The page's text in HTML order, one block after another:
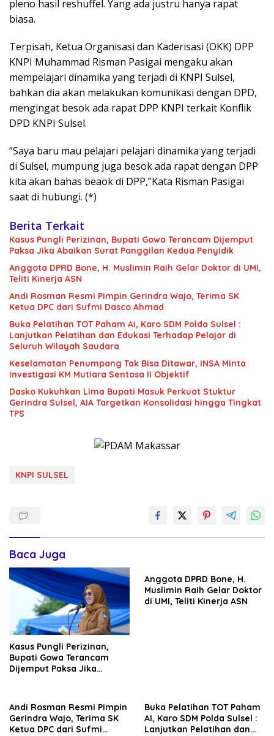
pleno hasil reshuffel. Yang ada justru hanya rapat
biasa.
Terpisah, Ketua Organisasi dan Kaderisasi (OKK) DPP
KNPI Muhammad Risman Pasigai mengaku akan
mempelajari dinamika yang terjadi di KNPI Sulsel,
bahkan dia akan melakukan komunikasi dengan DPD,
mengingat besok ada rapat DPP KNPI terkait Konflik
DPD KNPI Sulsel.
“Saya baru mau pelajari pelajari dinamika yang terjadi
di Sulsel, mumpung juga besok ada rapat dengan DPP
kita akan bahas beaok di DPP,”Kata Risman Pasigai
saat di hubungi. (*)
Berita Terkait
Kasus Pungli Perizinan, Bupati Gowa Terancam Dijemput
Paksa Jika Abaikan Surat Panggilan Kedua Penyidik
Anggota DPRD Bone, H. Muslimin Raih Gelar Doktor di UMI,
Teliti Kinerja ASN
Andi Rosman Resmi Pimpin Gerindra Wajo, Terima SK
Ketua DPC dari Sufmi Dasco Ahmad
Buka Pelatihan TOT Paham AI, Karo SDM Polda Sulsel :
Lanjutkan Pelatihan dan Edukasi Terhadap Pelajar di
Seluruh Wilayah Saudara
Keselamatan Penumpang Tak Bisa Ditawar, INSA Minta
Investigasi KM Mutiara Sentosa II Objektif
Dasko Kukuhkan Lima Bupati Masuk Perkuat Stuktur
Gerindra Sulsel, AIA Targetkan Konsolidasi hingga Tingkat
TPS
KNPI SULSEL
Baca Juga
Kasus Pungli Perizinan,
Bupati Gowa Terancam
Dijemput Paksa Jika
Anggota DPRD Bone, H.
Muslimin Raih Gelar Doktor
di UMI, Teliti Kinerja ASN
Andi Rosman Resmi Pimpin
Gerindra Wajo, Terima SK
Ketua DPC dari Sufmi
Buka Pelatihan TOT Paham
AI, Karo SDM Polda Sulsel :
Lanjutkan Pelatihan dan